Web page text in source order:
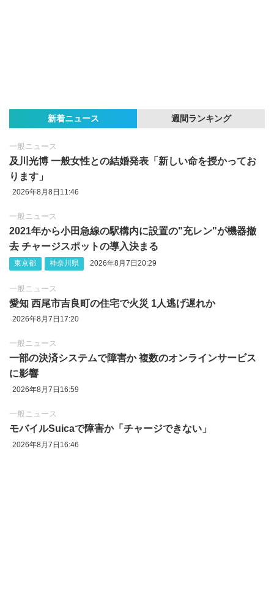
新着ニュース 週間ランキング
一般ニュース
及川光博 一般女性との結婚発表「新しい命を授かってお
ります」
2026年8月8日11:46
一般ニュース
2021年から小田急線の駅構内に設置の"充レン"が機器撤
去 チャージスポットの導入決まる
東京都 神奈川県 2026年8月7日20:29
一般ニュース
愛知 西尾市吉良町の住宅で火災 1人逃げ遅れか
2026年8月7日17:20
一般ニュース
一部の決済システムで障害か 複数のオンラインサービス
に影響
2026年8月7日16:59
一般ニュース
モバイルSuicaで障害か「チャージできない」
2026年8月7日16:46